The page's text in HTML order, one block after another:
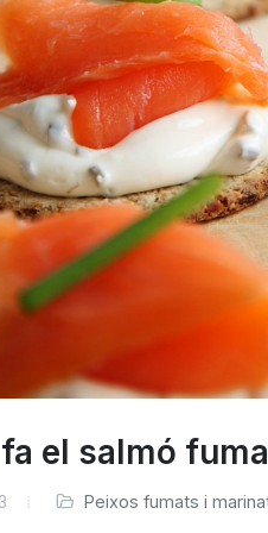
el salmó
Peixos fumats i